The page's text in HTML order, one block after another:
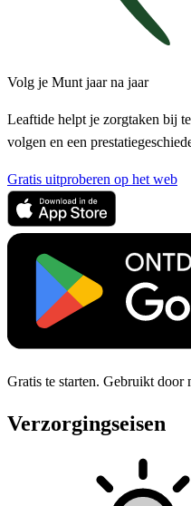
Volg je Munt jaar na jaar
Leaftide helpt je zorgtaken bij
volgen en een
Gratis uitproberen op het web
Gratis te starten. Gebruikt door
Verzorgingseisen